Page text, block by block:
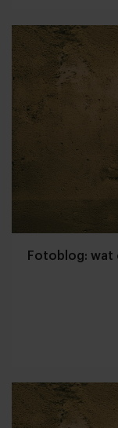
Fotoblog: wat